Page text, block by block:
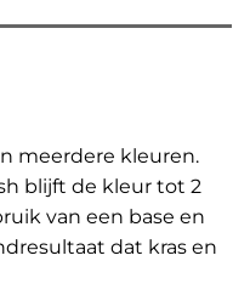
meerdere kleuren.
blijft de kleur tot 2
van een base en
dat kras en